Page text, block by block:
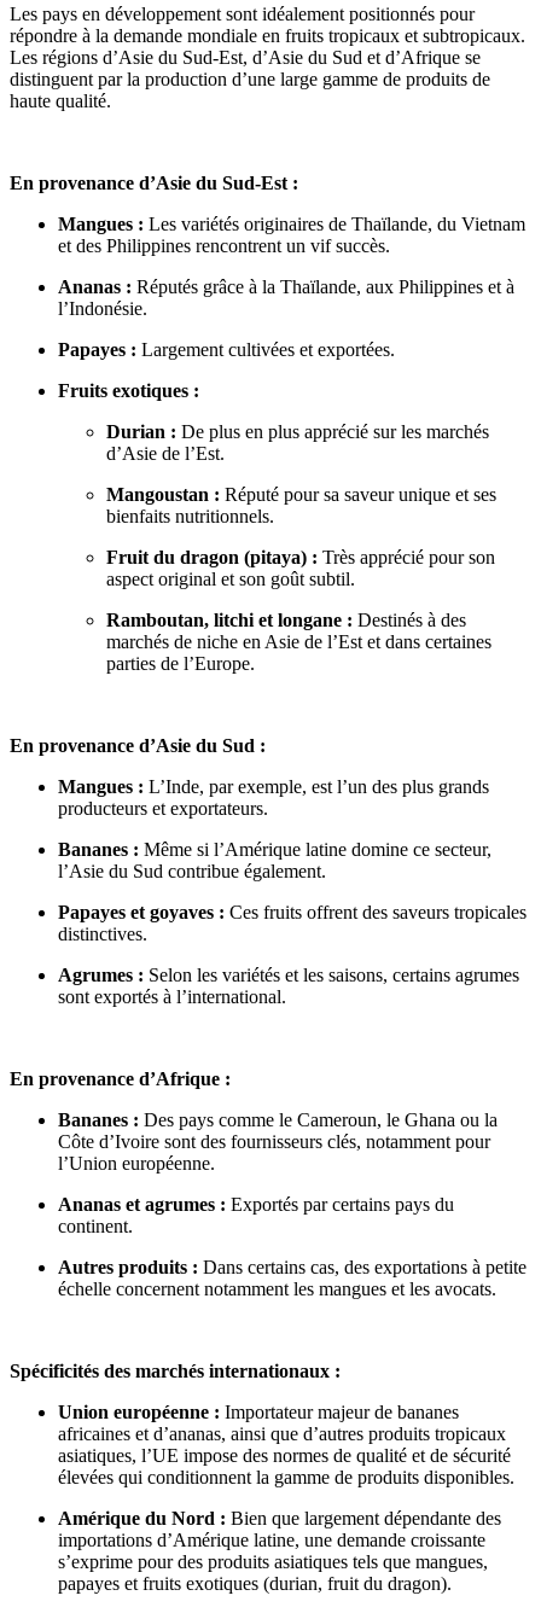
Les pays en développement sont idéalement positionnés pour
répondre à la demande mondiale en fruits tropicaux et subtropicaux.
Les régions d’Asie du Sud-Est, d’Asie du Sud et d’Afrique se
distinguent par la production d’une large gamme de produits de
haute qualité.
En provenance d’Asie du Sud-Est :
Mangues : Les variétés originaires de Thaïlande, du Vietnam
et des Philippines rencontrent un vif succès.
Ananas : Réputés grâce à la Thaïlande, aux Philippines et à
l’Indonésie.
Papayes : Largement cultivées et exportées.
Fruits exotiques :
Durian : De plus en plus apprécié sur les marchés
d’Asie de l’Est.
Mangoustan : Réputé pour sa saveur unique et ses
bienfaits nutritionnels.
Fruit du dragon (pitaya) : Très apprécié pour son
aspect original et son goût subtil.
Ramboutan, litchi et longane : Destinés à des
marchés de niche en Asie de l’Est et dans certaines
parties de l’Europe.
En provenance d’Asie du Sud :
Mangues : L’Inde, par exemple, est l’un des plus grands
producteurs et exportateurs.
Bananes : Même si l’Amérique latine domine ce secteur,
l’Asie du Sud contribue également.
Papayes et goyaves : Ces fruits offrent des saveurs tropicales
distinctives.
Agrumes : Selon les variétés et les saisons, certains agrumes
sont exportés à l’international.
En provenance d’Afrique :
Bananes : Des pays comme le Cameroun, le Ghana ou la
Côte d’Ivoire sont des fournisseurs clés, notamment pour
l’Union européenne.
Ananas et agrumes : Exportés par certains pays du
continent.
Autres produits : Dans certains cas, des exportations à petite
échelle concernent notamment les mangues et les avocats.
Spécificités des marchés internationaux :
Union européenne : Importateur majeur de bananes
africaines et d’ananas, ainsi que d’autres produits tropicaux
asiatiques, l’UE impose des normes de qualité et de sécurité
élevées qui conditionnent la gamme de produits disponibles.
Amérique du Nord : Bien que largement dépendante des
importations d’Amérique latine, une demande croissante
s’exprime pour des produits asiatiques tels que mangues,
papayes et fruits exotiques (durian, fruit du dragon).